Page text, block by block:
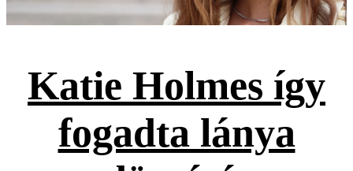
Katie Holmes így
fogadta lánya